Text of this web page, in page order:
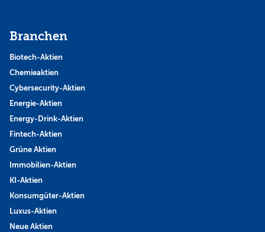
Branchen
Biotech-Aktien
Chemieaktien
Cybersecurity-Aktien
Energie-Aktien
Energy-Drink-Aktien
Fintech-Aktien
Grüne Aktien
Immobilien-Aktien
KI-Aktien
Konsumgüter-Aktien
Luxus-Aktien
Neue Aktien